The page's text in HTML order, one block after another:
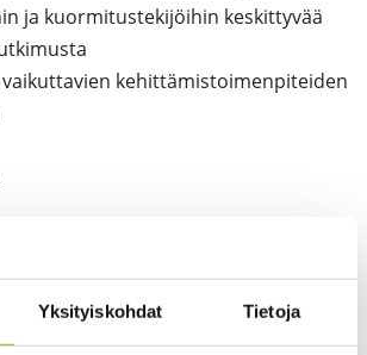
Yksityiskohdat Tietoja
ja kuormitustekijöihin keskittyvää
vaikuttavien kehittämistoimenpiteiden